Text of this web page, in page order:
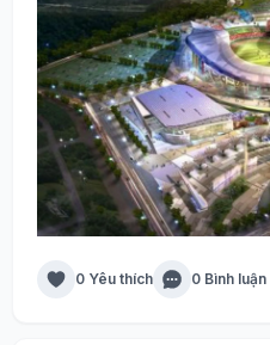
0 Yêu thích 0 Bình luận